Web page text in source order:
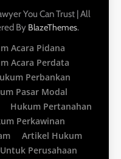
You Can Trust | All
By BlazeThemes.
Acara Pidana
Acara Perdata
Perbankan
Pasar Modal
Hukum Pertanahan
Perkawinan
Artikel Hukum
Perusahaan